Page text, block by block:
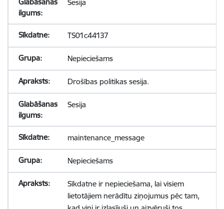
Sesija
TS01c44137
Nepieciešams
Drošības politikas sesija.
Sesija
maintenance_message
Nepieciešams
Sīkdatne ir nepieciešama, lai visiem
lietotājiem nerādītu ziņojumus pēc tam,